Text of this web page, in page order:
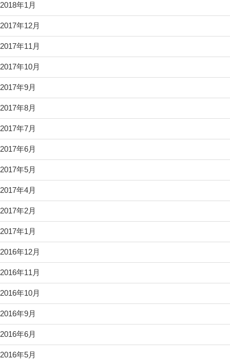
2018年1月
2017年12月
2017年11月
2017年10月
2017年9月
2017年8月
2017年7月
2017年6月
2017年5月
2017年4月
2017年2月
2017年1月
2016年12月
2016年11月
2016年10月
2016年9月
2016年6月
2016年5月